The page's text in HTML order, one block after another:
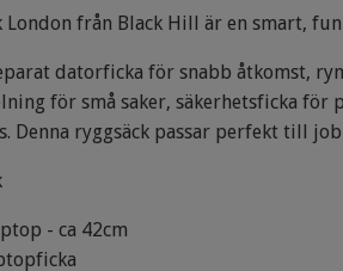
London från Black Hill är en smart,
datorficka för snabb åtkomst,
för små saker, säkerhetsficka för
Denna ryggsäck passar perfekt till
- ca 42cm